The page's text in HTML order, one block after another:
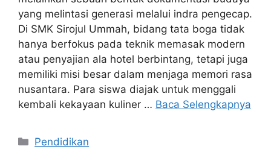
yang melintasi generasi melalui indra pengecap.
Di SMK Sirojul Ummah, bidang tata boga tidak
hanya berfokus pada teknik memasak modern
atau penyajian ala hotel berbintang, tetapi juga
memiliki misi besar dalam menjaga memori rasa
nusantara. Para siswa diajak untuk menggali
kembali kekayaan kuliner … Baca Selengkapnya
Kategori
Pendidikan